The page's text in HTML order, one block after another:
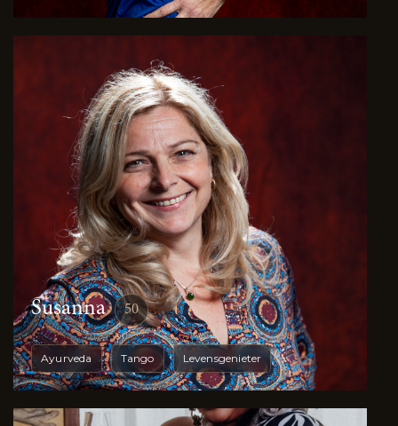
Susanna 50
Ayurveda Tango Levensgenieter